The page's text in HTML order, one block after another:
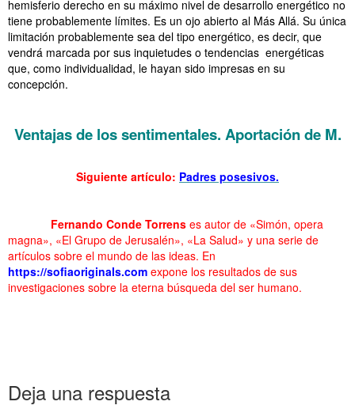
hemisferio derecho en su máximo nivel de desarrollo energético no
tiene probablemente límites. Es un ojo abierto al Más Allá. Su única
limitación probablemente sea del tipo energético, es decir, que
vendrá marcada por sus inquietudes o tendencias energéticas
que, como individualidad, le hayan sido impresas en su
concepción.
Ventajas de los sentimentales. Aportación de M.
Siguiente artículo: Padres posesivos.
Fernando Conde Torrens es autor de «Simón, opera
magna», «El Grupo de Jerusalén», «La Salud» y una serie de
artículos sobre el mundo de las ideas. En
https://sofiaoriginals.com expone los resultados de sus
investigaciones sobre la eterna búsqueda del ser humano.
Deja una respuesta